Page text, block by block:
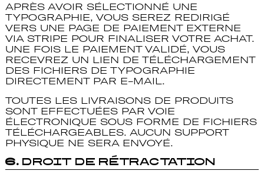
APRÈS AVOIR SÉLECTIONNÉ UNE
TYPOGRAPHIE, VOUS SEREZ REDIRIGÉ
VERS UNE PAGE DE PAIEMENT EXTERNE
VIA STRIPE POUR FINALISER VOTRE ACHAT.
UNE FOIS LE PAIEMENT VALIDÉ, VOUS
RECEVREZ UN LIEN DE TÉLÉCHARGEMENT
DES FICHIERS DE TYPOGRAPHIE
DIRECTEMENT PAR E-MAIL.
TOUTES LES LIVRAISONS DE PRODUITS
SONT EFFECTUÉES PAR VOIE
ÉLECTRONIQUE SOUS FORME DE FICHIERS
TÉLÉCHARGEABLES. AUCUN SUPPORT
PHYSIQUE NE SERA ENVOYÉ.
6. Droit de Rétractation